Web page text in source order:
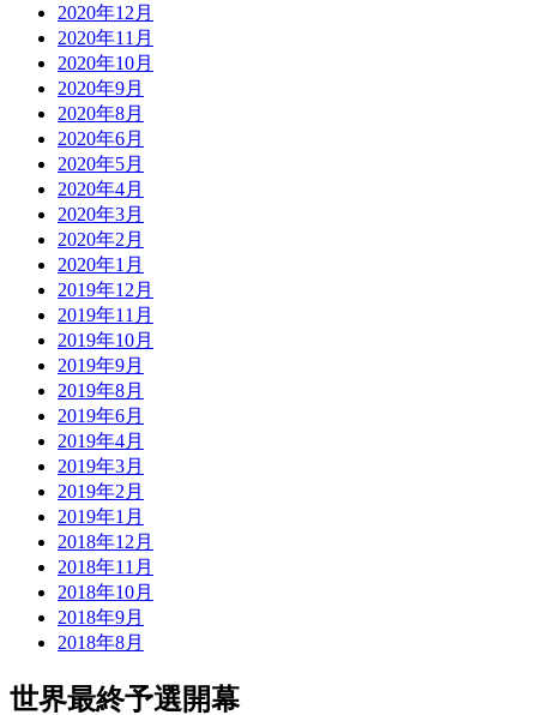
2020年12月
2020年11月
2020年10月
2020年9月
2020年8月
2020年6月
2020年5月
2020年4月
2020年3月
2020年2月
2020年1月
2019年12月
2019年11月
2019年10月
2019年9月
2019年8月
2019年6月
2019年4月
2019年3月
2019年2月
2019年1月
2018年12月
2018年11月
2018年10月
2018年9月
2018年8月
世界最終予選開幕